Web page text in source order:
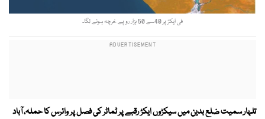
فی ایکڑ پر 40سے 50 ہزار روپے خرچہ ہونے لگا۔
تلہار سمیت ضلع بدین میں سیکڑوں ایکڑ رقبے پر ٹماٹر کی فصل پر وائرس کا حملہ، آباد